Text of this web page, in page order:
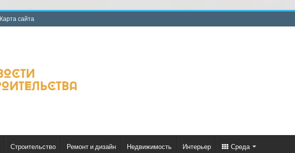
Карта сайта
Строительство Ремонт и дизайн Недвижимость Интерьер Среда